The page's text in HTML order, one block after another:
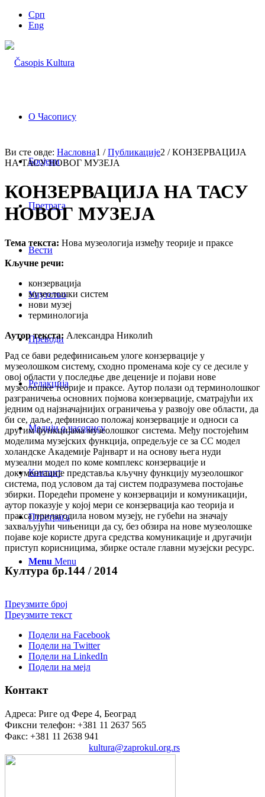
Срп
Eng
О Часопису
Бројеви
Претрага
Вести
Упутство
Преводи
Редакција
Медији о часопису
Контакт
Птретрага
Menu Menu
Ви сте овде: Насловна1 / Публикације2 / КОНЗЕРВАЦИЈА
НА ТАСУ НОВОГ МУЗЕЈА
КОНЗЕРВАЦИЈА НА ТАСУ
НОВОГ МУЗЕЈА
Тема текста: Нова музеологија између теорије и праксе
Кључне речи:
конзервација
музеолошки систем
нови музеј
терминологија
Аутор текста: Александра Николић
Рад се бави редефинисањем улоге конзервације у
музеолошком систему, сходно променама које су се десиле у
овој области у последње две деценије и појави нове
музеолошке теорије и праксе. Аутор полази од терминолошког
разграничења основних појмова конзервације, сматрајући их
једним од најзначајнијих ограничења у развоју ове области, да
би се, даље, дефинисао положај конзервације и односи са
другим функцијама музеолошког система. Међу постојећим
моделима музејских функција, опредељује се за CC модел
холандске Академије Рајнварт и на основу њега нуди
музеални модел по коме комплекс конзервације и
документације представља кључну функцију музеолошког
система, под условом да тај систем подразумева постојање
збирки. Поредећи промене у конзервацији и комуникацији,
аутор показује у којој мери се конзервација као теорија и
пракса прилагодила новом музеју, не губећи на значају
захваљујући чињеници да су, без обзира на нове музеолошке
појаве које користе друга средства комуникације и другачији
приступ корисницима, збирке остале главни музејски ресурс.
Култура бр.144 / 2014
Преузмите број
Преузмите текст
Подели на Facebook
Подели на Twitter
Подели на LinkedIn
Подели на мејл
Контакт
Адреса: Риге од Фере 4, Београд
Фиксни телефон: +381 11 2637 565
Факс: +381 11 2638 941
kultura@zaprokul.org.rs